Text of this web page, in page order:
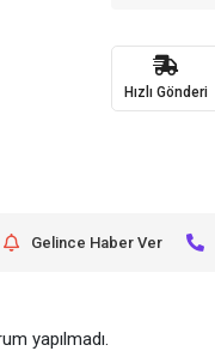
Hızlı Gönderi
Gelince Haber Ver
yapılmadı.